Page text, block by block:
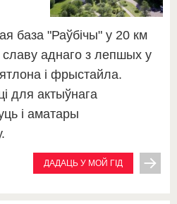
база "Раўбічы" у 20 км
аднаго з лепшых у
і фрыстайла.
для актыўнага
і аматары
ДАДАЦЬ У МОЙ ГІД